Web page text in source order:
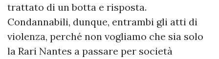
trattato di un botta e risposta.
Condannabili, dunque, entrambi gli atti di
violenza, perché non vogliamo che sia solo
la Rari Nantes a passare per società